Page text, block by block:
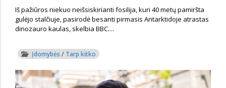
Iš pažiūros niekuo neišsiskirianti fosilija, kuri 40 metų pamiršta
gulėjo stalčiuje, pasirodė besanti pirmasis Antarktidoje atrastas
dinozauro kaulas, skelbia BBC....
Įdomybės / Tarp kitko